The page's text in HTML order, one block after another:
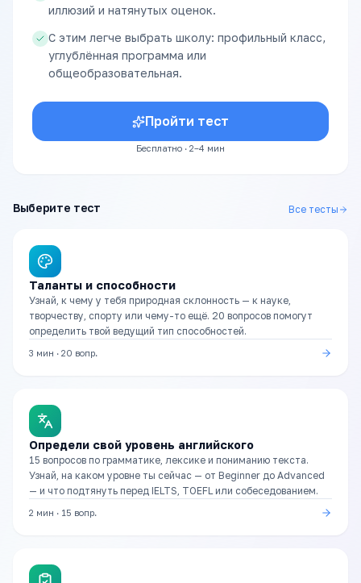
иллюзий и натянутых оценок.
С этим легче выбрать школу: профильный класс,
углублённая программа или
общеобразовательная.
Пройти тест
Бесплатно · 2–4 мин
Выберите тест Все тесты
Таланты и способности
Узнай, к чему у тебя природная склонность — к науке,
творчеству, спорту или чему-то ещё. 20 вопросов помогут
определить твой ведущий тип способностей.
3 мин · 20 вопр.
Определи свой уровень английского
15 вопросов по грамматике, лексике и пониманию текста.
Узнай, на каком уровне ты сейчас — от Beginner до Advanced
— и что подтянуть перед IELTS, TOEFL или собеседованием.
2 мин · 15 вопр.